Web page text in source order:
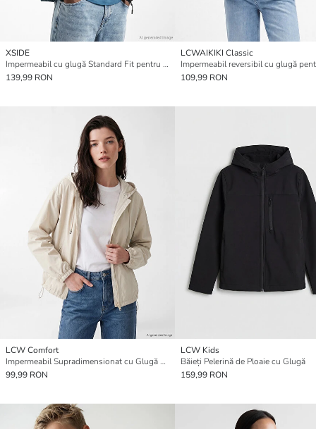
XSIDE
Impermeabil cu glugă Standard Fit pentru bărbați
139,99 RON
LCWAIKIKI Classic
109,99 RON
LCW Comfort
Impermeabil Supradimensionat cu Glugă de Femei
99,99 RON
LCW Kids
Băieți Pelerină de Ploaie cu Glugă
159,99 RON